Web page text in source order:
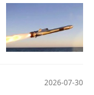
2026-07-30